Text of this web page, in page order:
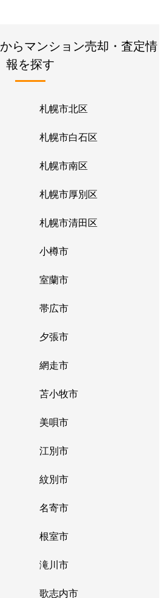
万円 福住
徒歩
万円
福住
福住
月寒中央
月寒中央
南郷7丁目
南郷7丁目
東札幌
東札幌
学園前(札幌)
豊平公園
豊平公園
豊平公園
学園前(札幌)
学園前(札幌)
豊平公園
豊平公園
中の島
らマンション売却・査定情
報を探す
札幌市北区
札幌市白石区
札幌市南区
札幌市厚別区
札幌市清田区
小樽市
室蘭市
帯広市
夕張市
網走市
苫小牧市
美唄市
江別市
紋別市
名寄市
根室市
滝川市
歌志内市